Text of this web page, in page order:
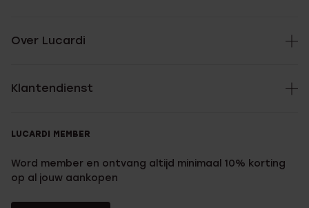
Over Lucardi
Klantendienst
LUCARDI MEMBER
Word member en ontvang altijd minimaal 10% korting
op al jouw aankopen